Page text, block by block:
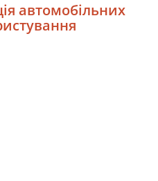
автомобільних